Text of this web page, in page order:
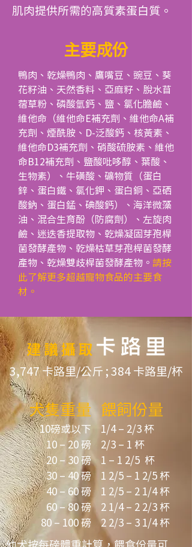
肌肉提供所需的高質素蛋白質。
主要成份
鴨肉、乾燥鴨肉、鷹嘴豆、豌豆、葵
花籽油、天然香料、亞麻籽、脫水苜
蓿草粉、磷酸氫鈣、鹽、氯化膽鹼、
維他命（維他命E補充劑、維他命A補
充劑、煙酰胺、D-泛酸鈣、核黃素、
維他命D3補充劑、硝酸硫胺素、維他
命B12補充劑、鹽酸吡哆醇、葉酸、
生物素）、牛磺酸、礦物質（蛋白
鋅、蛋白鐵、氯化鉀、蛋白銅、亞硒
酸鈉、蛋白錳、碘酸鈣）、海洋微藻
油、混合生育酚（防腐劑）、左旋肉
鹼、迷迭香提取物、乾燥凝固芽孢桿
菌發酵產物、乾燥枯草芽孢桿菌發酵
產物、乾燥雙歧桿菌發酵產物。 請按
此了解更多超越寵物食品的主要食
材。
3,747 卡路里/公斤 ; 384 卡路里/杯
犬隻重量
10磅或以下
10 – 20 磅
20 – 30 磅
30 – 40 磅
40 – 60 磅
60 – 80 磅
80 – 100 磅
餵飼份量
1/4 – 2/3 杯
2/3 – 1 杯
1 – 1 2/5 杯
1 2/5 – 1 2/5 杯
1 2/5 – 2 1/4 杯
2 1/4 – 2 2/3 杯
2 2/3 – 3 1/4 杯